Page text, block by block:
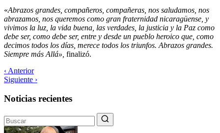
«Abrazos grandes, compañeros, compañeras, nos saludamos, nos
abrazamos, nos queremos como gran fraternidad nicaragüense, y
vivimos la luz, la vida buena, las verdades, la justicia y la Paz como
debe ser, como debe ser, entre y desde un pueblo heroico que, como
decimos todos los días, merece todos los triunfos. Abrazos grandes.
Siempre más Allá», finalizó.
‹ Anterior
Siguiente ›
Noticias recientes